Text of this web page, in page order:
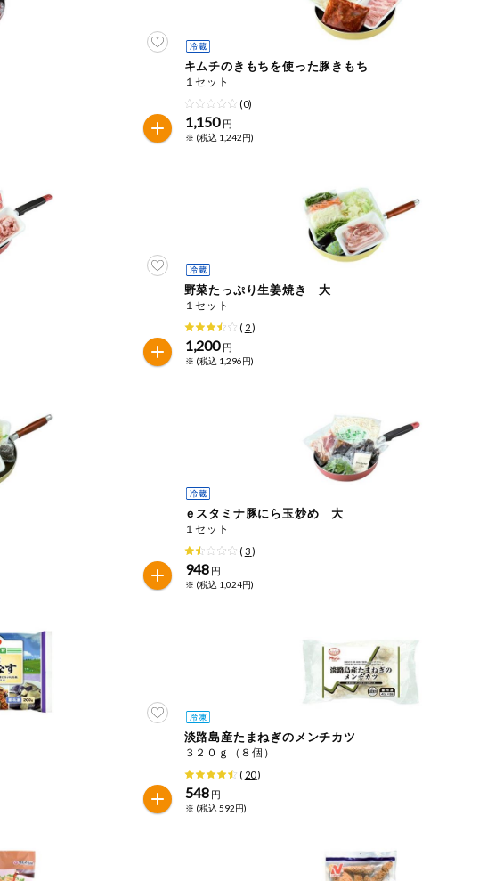
キムチのきもちを使った豚きもち
１セット
(0)
1,150 円
※ (税込 1,242円)
野菜たっぷり生姜焼き 大
１セット
( 2)
1,200 円
※ (税込 1,296円)
ｅスタミナ豚にら玉炒め 大
１セット
( 3)
948 円
※ (税込 1,024円)
淡路島産たまねぎのメンチカツ
３２０ｇ（８個）
( 20)
548 円
※ (税込 592円)